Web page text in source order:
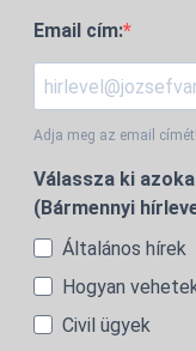
Email cím:
Adja meg az email címét!
Válassza ki
(Bármennyi
Általános hírek
Hogyan
Civil ügyek